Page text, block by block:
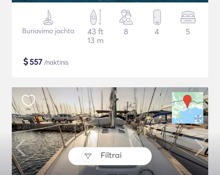
Filtrai
Buriavimo jachta
43 ft
13 m
8 4 5
$557 /naktinis